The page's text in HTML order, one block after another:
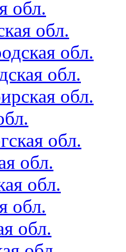
обл.
обл.
обл.
обл.
обл.
обл.
обл.
обл.
обл.
обл.